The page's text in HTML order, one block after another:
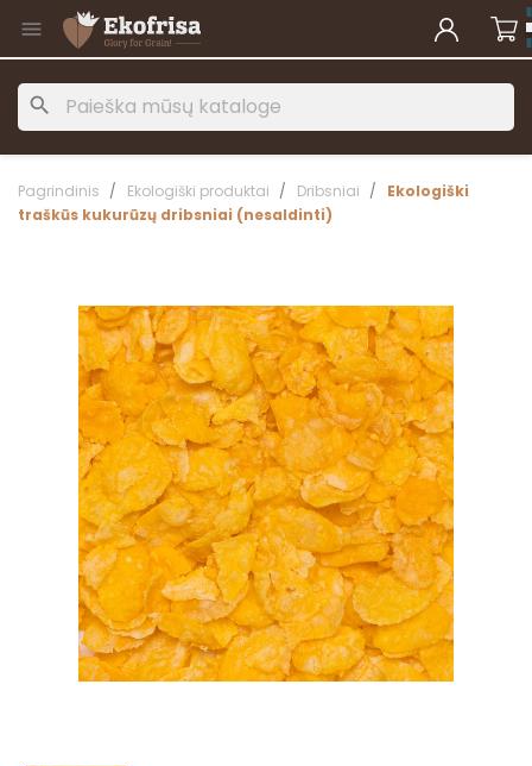

search
Pagrindinis Ekologiški produktai Dribsniai
Ekologiški
traškūs kukurūzų dribsniai (nesaldinti)